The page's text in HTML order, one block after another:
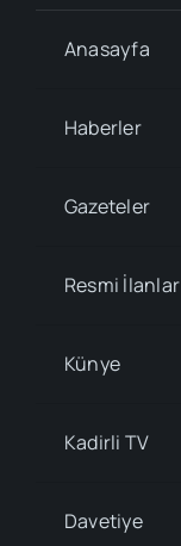
Anasayfa
Haberler
Gazeteler
Resmi İlanlar
Künye
Kadirli TV
Davetiye